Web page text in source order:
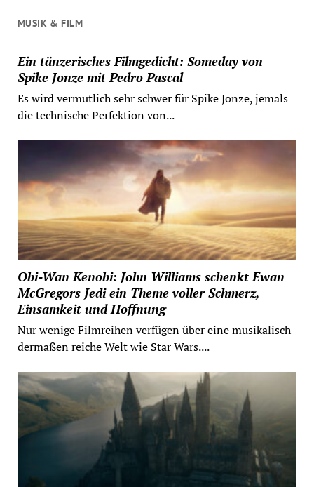
MUSIK & FILM
Ein tänzerisches Filmgedicht: Someday von
Spike Jonze mit Pedro Pascal
Es wird vermutlich sehr schwer für Spike Jonze, jemals
die technische Perfektion von...
Obi-Wan Kenobi: John Williams schenkt Ewan
McGregors Jedi ein Theme voller Schmerz,
Einsamkeit und Hoffnung
Nur wenige Filmreihen verfügen über eine musikalisch
dermaßen reiche Welt wie Star Wars....